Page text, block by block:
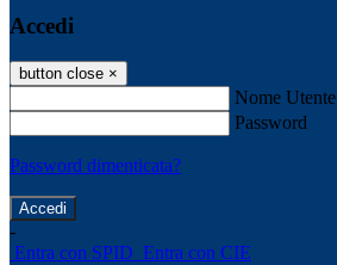
Accedi
button close ×
Nome Utente
Password
Password dimenticata?
-
Entra con SPID Entra con CIE